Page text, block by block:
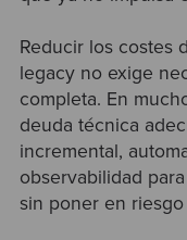
Reducir los costes
legacy no exige
completa. En
deuda técnica
incremental,
observabilidad
sin poner en